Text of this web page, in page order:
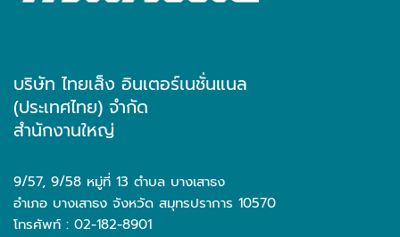
บริษัท ไทยเส็ง อินเตอร์เนชั่นแนล
(ประเทศไทย) จำกัด
สำนักงานใหญ่
9/57, 9/58 หมู่ที่ 13 ตำบล บางเสาธง
อำเภอ บางเสาธง จังหวัด สมุทรปราการ 10570
โทรศัพท์ : 02-182-8901